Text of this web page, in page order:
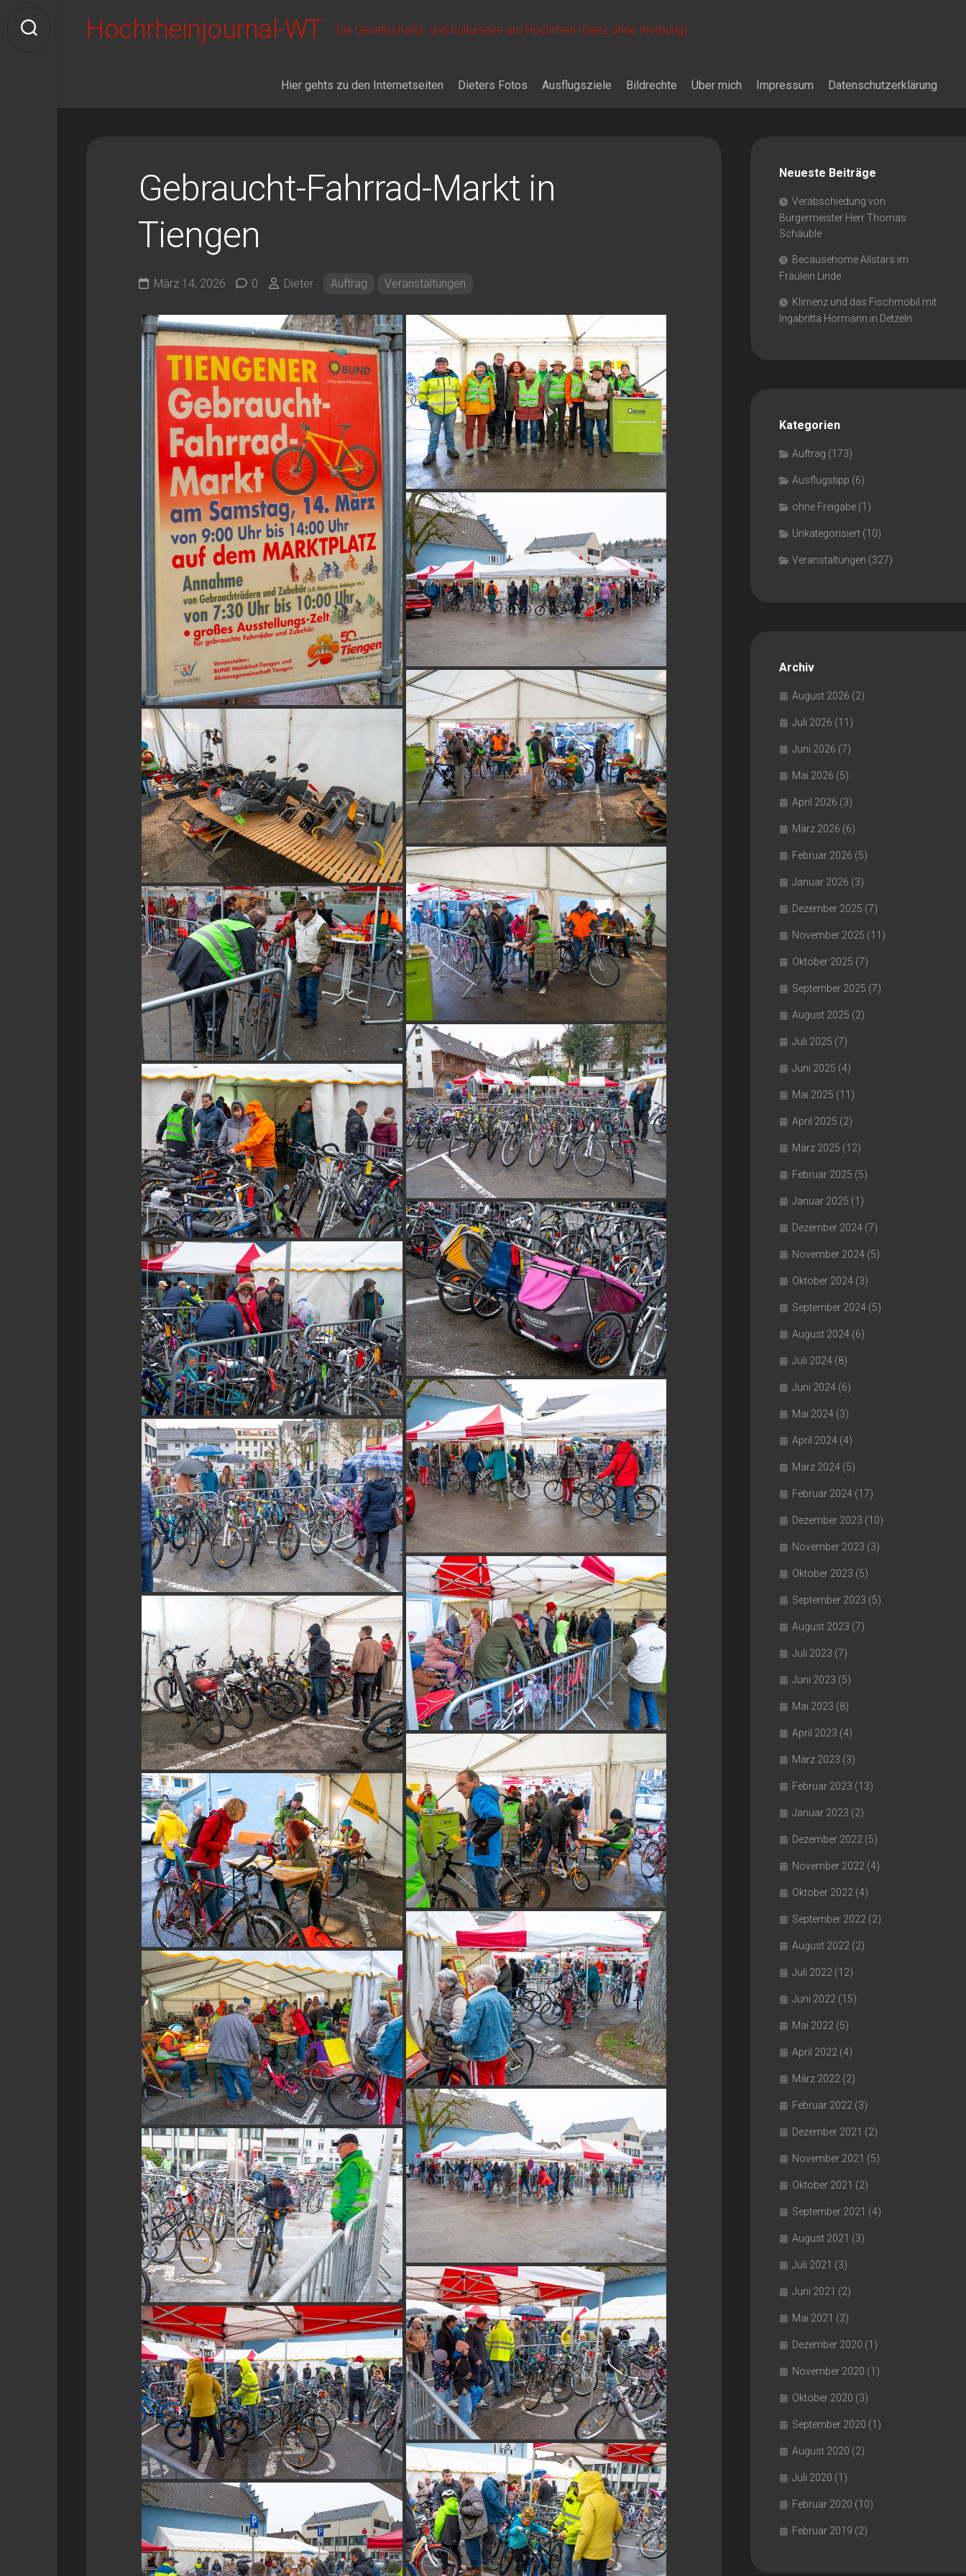
content
Hochrheinjournal-WT Die Gesellschafts- und Kulturseite am Hochrhein (Ganz ohne Werbung)
Hier gehts zu den Internetseiten Dieters Fotos Ausflugsziele Bildrechte Über mich Impressum Datenschutzerklärung
Gebraucht-Fahrrad-Markt in
Tiengen
März 14, 2026 0 Dieter Auftrag Veranstaltungen
Neueste Beiträge
Verabschiedung von
Bürgermeister Herr Thomas
Schäuble
Becausehome Allstars im
Fräulein Linde
Klimenz und das Fischmobil mit
Ingabritta Hormann in Detzeln
Kategorien
Auftrag (173)
Ausflugstipp (6)
ohne Freigabe (1)
Unkategorisiert (10)
Veranstaltungen (327)
Archiv
August 2026 (2)
Juli 2026 (11)
Juni 2026 (7)
Mai 2026 (5)
April 2026 (3)
März 2026 (6)
Februar 2026 (5)
Januar 2026 (3)
Dezember 2025 (7)
November 2025 (11)
Oktober 2025 (7)
September 2025 (7)
August 2025 (2)
Juli 2025 (7)
Juni 2025 (4)
Mai 2025 (11)
April 2025 (2)
März 2025 (12)
Februar 2025 (5)
Januar 2025 (1)
Dezember 2024 (7)
November 2024 (5)
Oktober 2024 (3)
September 2024 (5)
August 2024 (6)
Juli 2024 (8)
Juni 2024 (6)
Mai 2024 (3)
April 2024 (4)
März 2024 (5)
Februar 2024 (17)
Dezember 2023 (10)
November 2023 (3)
Oktober 2023 (5)
September 2023 (5)
August 2023 (7)
Juli 2023 (7)
Juni 2023 (5)
Mai 2023 (8)
April 2023 (4)
März 2023 (3)
Februar 2023 (13)
Januar 2023 (2)
Dezember 2022 (5)
November 2022 (4)
Oktober 2022 (4)
September 2022 (2)
August 2022 (2)
Juli 2022 (12)
Juni 2022 (15)
Mai 2022 (5)
April 2022 (4)
März 2022 (2)
Februar 2022 (3)
Dezember 2021 (2)
November 2021 (5)
Oktober 2021 (2)
September 2021 (4)
August 2021 (3)
Juli 2021 (3)
Juni 2021 (2)
Mai 2021 (2)
Dezember 2020 (1)
November 2020 (1)
Oktober 2020 (3)
September 2020 (1)
August 2020 (2)
Juli 2020 (1)
Februar 2020 (10)
Februar 2019 (2)